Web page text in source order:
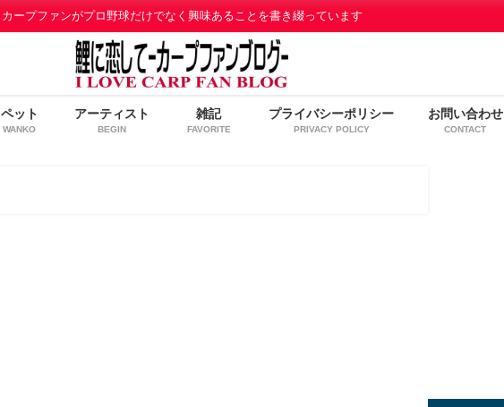
カープファンがプロ野球だけでなく興味あることを書き綴っています
ペット
WANKO
アーティスト
BEGIN
雑記
FAVORITE
プライバシーポリシー
PRIVACY POLICY
お問い合わせ
CONTACT